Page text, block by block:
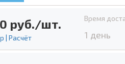
руб./шт.
| Расчёт
Время
1 день